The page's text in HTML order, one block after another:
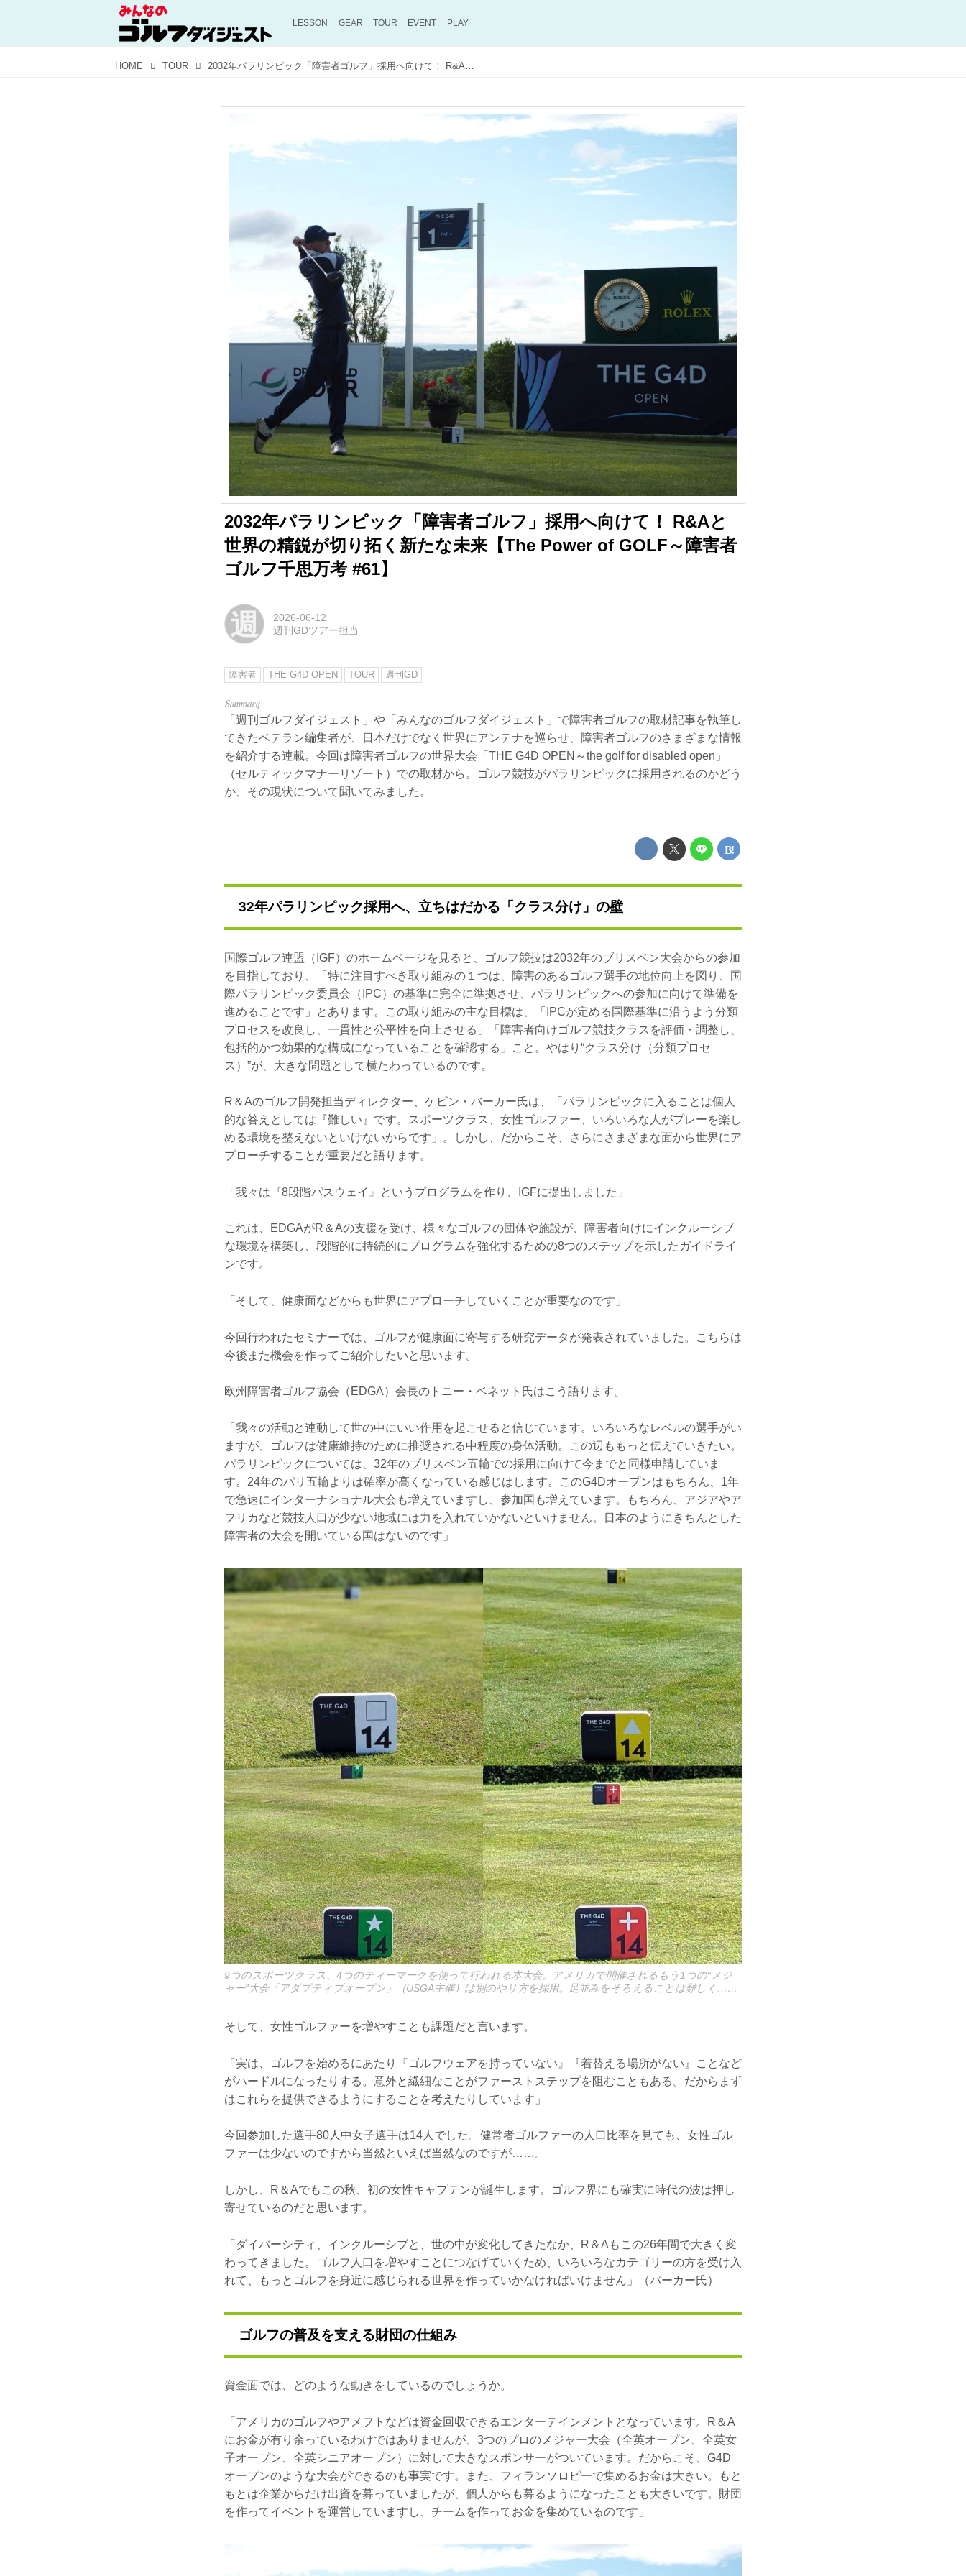
LESSON GEAR TOUR EVENT PLAY
HOME TOUR 2032年パラリンピック「障害者ゴルフ」採用へ向けて！ R&Aと世界の精鋭が切り拓く新たな未来【The Power of GOLF～障害者ゴルフ千思万考 #61】
2032年パラリンピック「障害者ゴルフ」採用へ向けて！ R&Aと
世界の精鋭が切り拓く新たな未来【The Power of GOLF～障害者
ゴルフ千思万考 #61】
週
2026-06-12
週刊GDツアー担当
障害者 THE G4D OPEN TOUR 週刊GD
「週刊ゴルフダイジェスト」や「みんなのゴルフダイジェスト」で障害者ゴルフの取材記事を執筆し
てきたベテラン編集者が、日本だけでなく世界にアンテナを巡らせ、障害者ゴルフのさまざまな情報
を紹介する連載。今回は障害者ゴルフの世界大会「THE G4D OPEN～the golf for disabled open」
（セルティックマナーリゾート）での取材から。ゴルフ競技がパラリンピックに採用されるのかどう
か、その現状について聞いてみました。
32年パラリンピック採用へ、立ちはだかる「クラス分け」の壁
国際ゴルフ連盟（IGF）のホームページを見ると、ゴルフ競技は2032年のブリスベン大会からの参加
を目指しており、「特に注目すべき取り組みの１つは、障害のあるゴルフ選手の地位向上を図り、国
際パラリンピック委員会（IPC）の基準に完全に準拠させ、パラリンピックへの参加に向けて準備を
進めることです」とあります。この取り組みの主な目標は、「IPCが定める国際基準に沿うよう分類
プロセスを改良し、一貫性と公平性を向上させる」「障害者向けゴルフ競技クラスを評価・調整し、
包括的かつ効果的な構成になっていることを確認する」こと。やはり“クラス分け（分類プロセ
ス）”が、大きな問題として横たわっているのです。
R＆Aのゴルフ開発担当ディレクター、ケビン・バーカー氏は、「パラリンピックに入ることは個人
的な答えとしては『難しい』です。スポーツクラス、女性ゴルファー、いろいろな人がプレーを楽し
める環境を整えないといけないからです」。しかし、だからこそ、さらにさまざまな面から世界にア
プローチすることが重要だと語ります。
「我々は『8段階パスウェイ』というプログラムを作り、IGFに提出しました」
これは、EDGAがR＆Aの支援を受け、様々なゴルフの団体や施設が、障害者向けにインクルーシブ
な環境を構築し、段階的に持続的にプログラムを強化するための8つのステップを示した ガイドライ
ンです。
「そして、健康面などからも世界にアプローチしていくことが重要なのです」
今回行われたセミナーでは、ゴルフが健康面に寄与する研究データが発表されていました。こちらは
今後また機会を作ってご紹介したいと思います。
欧州障害者ゴルフ協会（EDGA）会長のトニー・ベネット氏はこう語ります。
「我々の活動と連動して世の中にいい作用を起こせると信じています。いろいろなレベルの選手がい
ますが、ゴルフは健康維持のために推奨される中程度の身体活動。この辺ももっと伝えていきたい。
パラリンピックについては、32年のブリスベン五輪での採用に向けて今までと同様申請していま
す。24年のパリ五輪よりは確率が高くなっている感じはします。このG4Dオープンはもちろん、1年
で急速にインターナショナル大会も増えていますし、参加国も増えています。もちろん、アジアやア
フリカなど競技人口が少ない地域には力を入れていかないといけません。日本のようにきちんとした
障害者の大会を開いている国はないのです」
9つのスポーツクラス、4つのティーマークを使って行われる本大会。アメリカで開催されるもう1つの“メジ
ャー”大会「アダプティブオープン」（USGA主催）は別のやり方を採用。足並みをそろえることは難しく……
そして、女性ゴルファーを増やすことも課題だと言います。
「実は、ゴルフを始めるにあたり『ゴルフウェアを持っていない』『着替える場所がない』ことなど
がハードルになったりする。意外と繊細なことがファーストステップを阻むこともある。だからまず
はこれらを提供できるようにすることを考えたりしています」
今回参加した選手80人中女子選手は14人でした。健常者ゴルファーの人口比率を見ても、女性ゴル
ファーは少ないのですから当然といえば当然なのですが……。
しかし、R＆Aでもこの秋、初の女性キャプテンが誕生します。ゴルフ界にも確実に時代の波は押し
寄せているのだと思います。
「ダイバーシティ、インクルーシブと、世の中が変化してきたなか、R＆Aもこの26年間で大きく変
わってきました。ゴルフ人口を増やすことにつなげていくため、いろいろなカテゴリーの方を受け入
れて、もっとゴルフを身近に感じられる世界を作っていかなければいけません」（バーカー氏）
ゴルフの普及を支える財団の仕組み
資金面では、どのような動きをしているのでしょうか。
「アメリカのゴルフやアメフトなどは資金回収できるエンターテインメントとなっています。R＆A
にお金が有り余っているわけではありませんが、3つのプロのメジャー大会（全英オープン、全英女
子オープン、全英シニアオープン）に対して大きなスポンサーがついています。だからこそ、G4D
オープンのような大会ができるのも事実です。また、フィランソロピーで集めるお金は大きい。もと
もとは企業からだけ出資を募っていましたが、個人からも募るようになったことも大きいです。財団
を作ってイベントを運営していますし、チームを作ってお金を集めているのです」